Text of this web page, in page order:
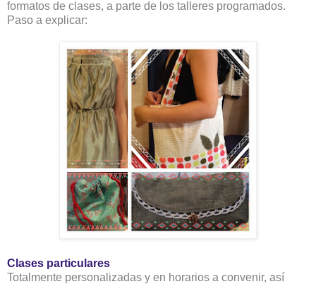
formatos de clases, a parte de los talleres programados.
Paso a explicar:
Clases particulares
Totalmente personalizadas y en horarios a convenir, así